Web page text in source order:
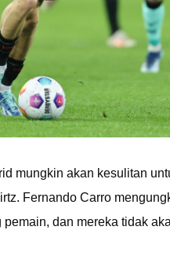
mungkin akan kesulitan
Fernando Carro
dan mereka tidak